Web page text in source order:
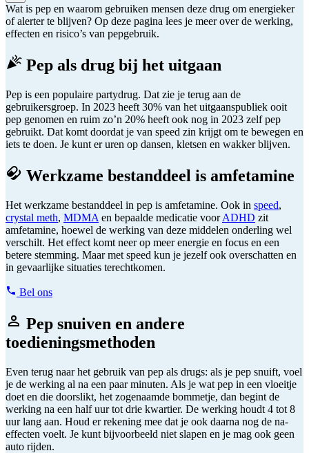
Wat is pep en waarom gebruiken mensen deze drug om energieker
of alerter te blijven? Op deze pagina lees je meer over de werking,
effecten en risico’s van pepgebruik.
Pep als drug bij het uitgaan
Pep is een populaire partydrug. Dat zie je terug aan de
gebruikersgroep. In 2023 heeft 30% van het uitgaanspubliek ooit
pep genomen en ruim zo’n 20% heeft ook nog in 2023 zelf pep
gebruikt. Dat komt doordat je van speed zin krijgt om te bewegen en
iets te doen. Je kunt er uren op dansen, kletsen en wakker blijven.
Werkzame bestanddeel is amfetamine
Het werkzame bestanddeel in pep is amfetamine. Ook in speed,
crystal meth, MDMA en bepaalde medicatie voorADHD zit
amfetamine, hoewel de werking van deze middelen onderling wel
verschilt. Het effect komt neer op meer energie en focus en een
betere stemming. Maar met speed kun je jezelf ook overschatten en
in gevaarlijke situaties terechtkomen.
Bel ons
Pep snuiven en andere
toedieningsmethoden
Even terug naar het gebruik van pep als drugs: als je pep snuift, voel
je de werking al na een paar minuten. Als je wat pep in een vloeitje
doet en die doorslikt, het zogenaamde bommetje, dan begint de
werking na een half uur tot drie kwartier. De werking houdt 4 tot 8
uur lang aan. Houd er rekening mee dat je ook daarna nog de na-
effecten voelt. Je kunt bijvoorbeeld niet slapen en je mag ook geen
auto rijden.